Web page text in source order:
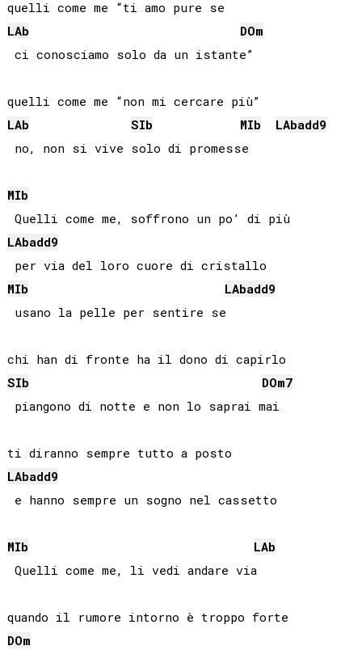
LAb
DOm
ci conosciamo solo da un istante”
LAb
SIb MIb LAbadd9
no, non si vive solo di promesse
MIb
LAbadd9
MIb
LAbadd9
usano la pelle per sentire se
SIb
DOm7
piangono di notte e non lo saprai mai
LAbadd9
e hanno sempre un sogno nel cassetto
MIb
LAb
Quelli come me, li vedi andare via
DOm